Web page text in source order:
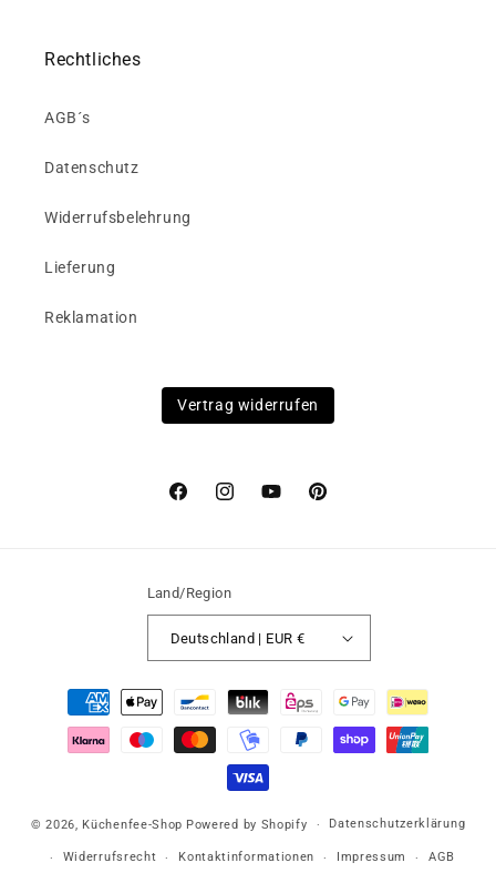
Rechtliches
AGB´s
Datenschutz
Widerrufsbelehrung
Lieferung
Reklamation
Vertrag widerrufen
FacebookInstagramYouTubePinterest
Land/Region
Deutschland | EUR €
Zahlungsmethoden
© 2026, Küchenfee-Shop Powered by Shopify Datenschutzerklärung
Widerrufsrecht Kontaktinformationen Impressum AGB